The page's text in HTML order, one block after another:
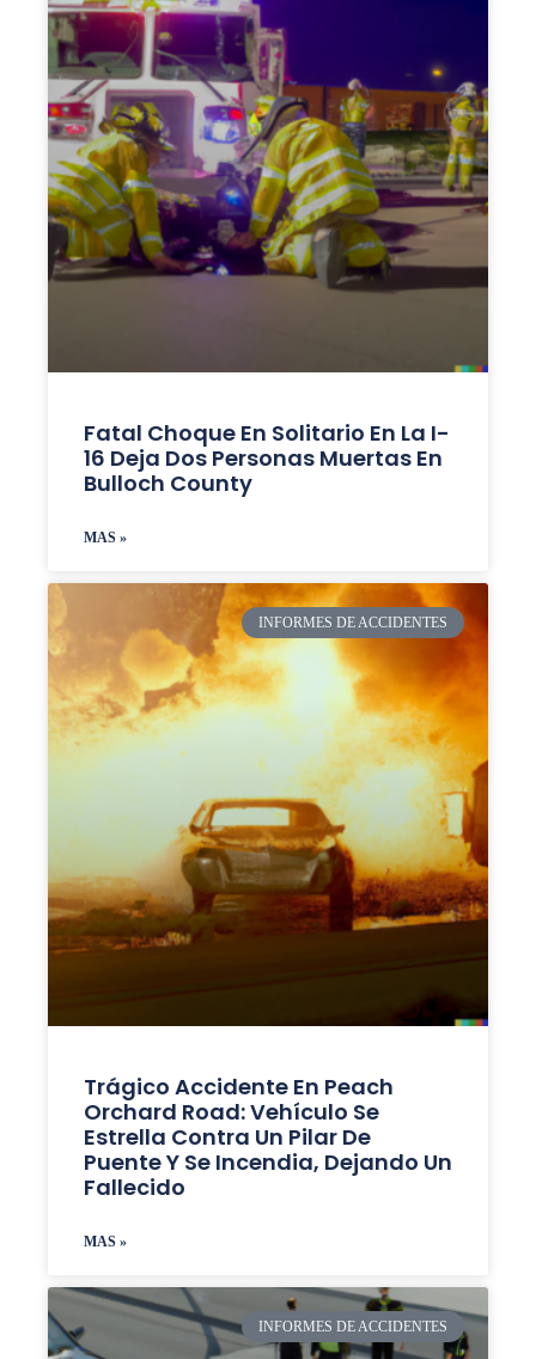
Fatal Choque En Solitario En La I-
16 Deja Dos Personas Muertas En
Bulloch County
MAS »
INFORMES DE ACCIDENTES
Trágico Accidente En Peach
Orchard Road: Vehículo Se
Estrella Contra Un Pilar De
Puente Y Se Incendia, Dejando Un
Fallecido
MAS »
INFORMES DE ACCIDENTES